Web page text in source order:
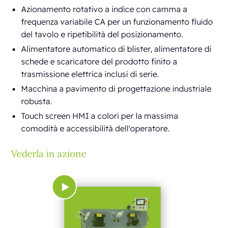
Azionamento rotativo a indice con camma a
frequenza variabile CA per un funzionamento fluido
del tavolo e ripetibilità del posizionamento.
Alimentatore automatico di blister, alimentatore di
schede e scaricatore del prodotto finito a
trasmissione elettrica inclusi di serie.
Macchina a pavimento di progettazione industriale
robusta.
Touch screen HMI a colori per la massima
comodità e accessibilità dell'operatore.
Vederla in azione